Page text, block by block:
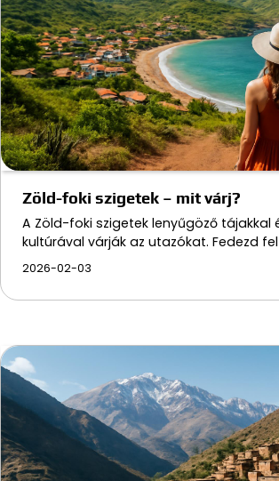
Zöld-foki szigetek – mit várj?
A Zöld-foki szigetek lenyűgöző tájakkal
kultúrával várják az utazókat. Fedezd
2026-02-03